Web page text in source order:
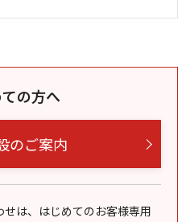
の方へ
のご案内
は、はじめてのお客様専用